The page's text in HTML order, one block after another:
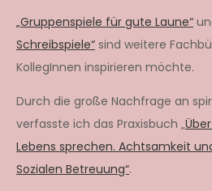
„Gruppenspiele für gute Laune“
Schreibspiele“ sind weitere
KollegInnen inspirieren möchte.
Durch die große Nachfrage an
verfasste ich das Praxisbuch „
Lebens sprechen. Achtsamkeit
Sozialen Betreuung“.